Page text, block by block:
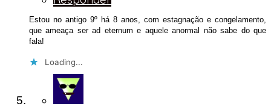
Estou no antigo 9º há 8 anos, com estagnação e congelamento,
que ameaça ser ad eternum e aquele anormal não sabe do que
fala!
Loading...